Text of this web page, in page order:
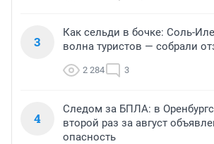
3
Как сельди в бочке: Соль-
волна туристов — собрали
2 284 3
4
Следом за БПЛА: в
второй раз за август
опасность